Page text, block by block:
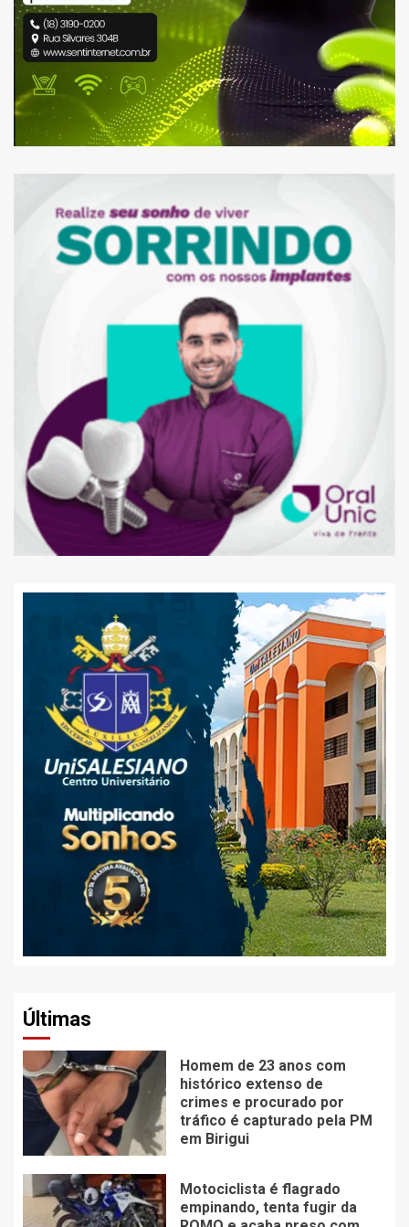
Últimas
Homem de 23 anos com
histórico extenso de
crimes e procurado por
tráfico é capturado pela PM
em Birigui
Motociclista é flagrado
empinando, tenta fugir da